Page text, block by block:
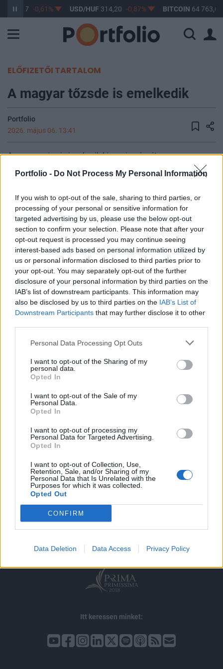
Portfolio - Do Not Process My Personal Information
If you wish to opt-out of the sale, sharing to third parties, or
processing of your personal or sensitive information for
targeted advertising by us, please use the below opt-out
section to confirm your selection. Please note that after your
opt-out request is processed you may continue seeing
interest-based ads based on personal information utilized by
us or personal information disclosed to third parties prior to
your opt-out. You may separately opt-out of the further
disclosure of your personal information by third parties on the
IAB’s list of downstream participants. This information may
also be disclosed by us to third parties on the IAB’s List of
Downstream Participants that may further disclose it to other
Personal Data Processing Opt Outs
I want to opt-out of the Sharing of my
personal data.
Opted In
I want to opt-out of the Sale of my
Personal Data.
Opted In
I want to opt-out of processing my
Personal Data for Targeted Advertising.
Opted In
I want to opt-out of Collection, Use,
Retention, Sale, and/or Sharing of my
Personal Data that Is Unrelated with the
Purposes for which it was collected.
Opted Out
CONFIRM
Data Deletion Data Access Privacy Policy
363,17 -0,61% USD/HUF 314,20 -0,87% BITCOIN 64 763,69
ELŐFIZETŐI TARTALOM
A magyar tőzsde is emelkedik
Portfolio
2026. május 06. 13:41
A magyar piac is igyekszik kivenni a részét az
emelkedésből, de BUX jelenleg 1 százalékos pluszban van.
A blue chipek közül az OTP-t találták meg a befektetők, a
lefelé húzza az indexet, miután az olajrészvény 2,2
százalékot csökkent az olajár esésével párhuzamosan.
Kapcsolódó cikkünk 2026. 05. 06. Beszakadt az olajár...
KEDVES OLVASÓNK!
A keresett cikk a portfolio.hu hírarchívumához
tartozik, melynek olvasása előfizetéses
regisztrációhoz kötött.
Kötéslisták: BÉT elmúlt 2 év napon belüli
kötéslistái
impresszum
jogi nyilatkozat
adatvédelem
szerzői jogok médiaajánlat
karrier
kommentkezelés
ÁSZF
Itt keressen minket: